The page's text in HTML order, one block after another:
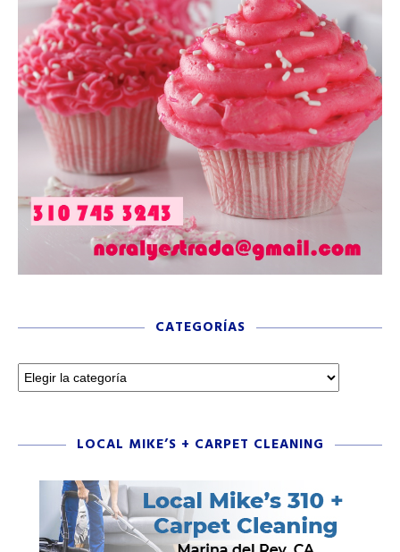
CATEGORÍAS
LOCAL MIKE’S + CARPET CLEANING